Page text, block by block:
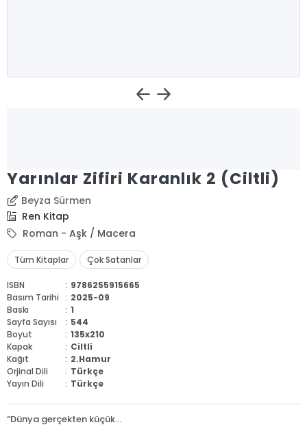
Yarınlar Zifiri Karanlık 2 (Ciltli)
Beyza Sürmen
Ren Kitap
Roman - Aşk / Macera
Tüm Kitaplar Çok Satanlar
ISBN : 9786255915665
Basım Tarihi : 2025-09
Baskı
: 1
Sayfa Sayısı
: 544
Boyut
: 135x210
Kapak
: Ciltli
Kağıt
: 2.Hamur
Orjinal Dili
: Türkçe
Yayın Dili
: Türkçe
“Dünya gerçekten küçük…